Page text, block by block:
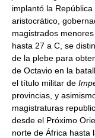
implantó la
aristocrático,
magistrados
hasta 27 a C, se
de la plebe para
de Octavio en la
el título militar de
provincias, y
magistraturas
desde el Próximo
norte de África hasta